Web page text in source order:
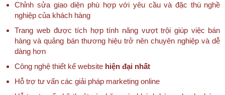
Chỉnh sửa giao diện phù hợp với yêu cầu và đặc thù nghề
nghiệp của khách hàng
Trang web được tích hợp tính năng vượt trội giúp việc bán
hàng và quảng bán thương hiệu trở nên chuyên nghiệp và dễ
dàng hơn
Công nghệ thiết kế website hiện đại nhất
Hỗ trợ tư vấn các giải pháp marketing online